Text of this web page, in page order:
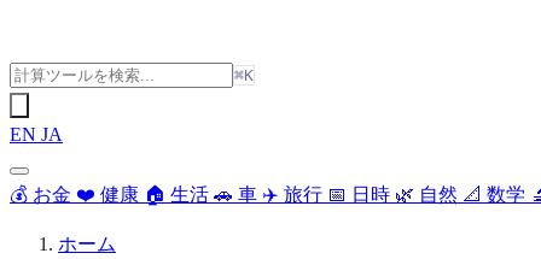
⌘K
EN JA
💰 お金 ❤️ 健康 🏠 生活 🚗 車 ✈️ 旅行 📅 日時 🌿 自然 📐 数学
ホーム